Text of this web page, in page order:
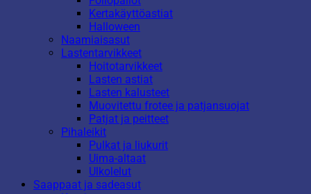
Kertakäyttöastiat
Halloween
Naamiaisasut
Lastentarvikkeet
Hoitotarvikkeet
Lasten astiat
Lasten kalusteet
Muovitettu frotee ja patjansuojat
Patjat ja peitteet
Pihaleikit
Pulkat ja liukurit
Uima-altaat
Ulkolelut
Saappaat ja sadeasut